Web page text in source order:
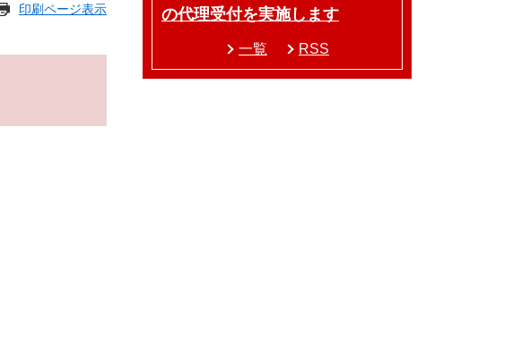
印刷ページ表示
の代理受付を実施します
一覧 RSS